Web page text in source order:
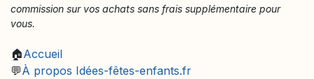
commission sur vos achats sans frais supplémentaire pour
vous.
🏠Accueil
💬À propos Idées-fêtes-enfants.fr